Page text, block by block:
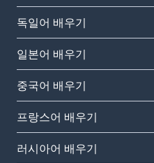
독일어 배우기
일본어 배우기
중국어 배우기
프랑스어 배우기
러시아어 배우기